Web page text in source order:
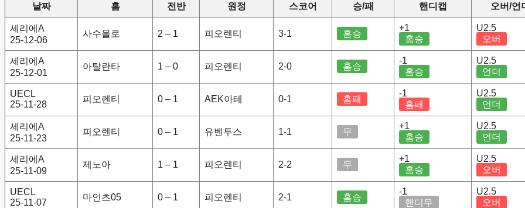
날짜 홈 전반 원정 스코어 승/패 핸디캡 오버/언
세리에A
25-12-06
사수올로 2 – 1 피오렌티 3-1 홈승
+1
홈승
U2.5
오버
세리에A
25-12-01
아탈란타 1 – 0 피오렌티 2-0 홈승
-1
홈승
U2.5
언더
UECL
25-11-28
피오렌티 0 – 1 AEK아테 0-1 홈패
-1
홈패
U2.5
언더
세리에A
25-11-23
피오렌티 0 – 1 유벤투스 1-1 무
+1
홈승
U2.5
언더
세리에A
25-11-09
제노아 1 – 1 피오렌티 2-2 무
+1
홈승
U2.5
오버
UECL
25-11-07
마인츠05 0 – 1 피오렌티 2-1 홈승
-1
핸디무
U2.5
오버